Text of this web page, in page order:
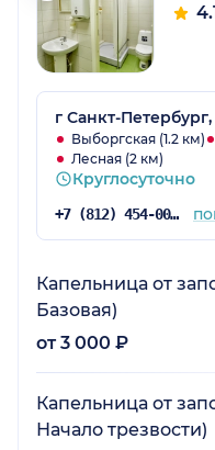
г Санкт-
Выборгская (1.2 км)
Лесная (2 км)
Круглосуточно
+7 (812) 454-00-50
Капельница от
Базовая)
от 3 000 ₽
Капельница от
Начало трезвости)